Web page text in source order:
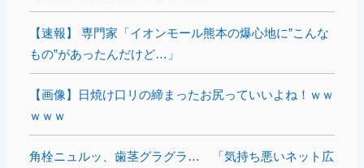
【速報】 専門家「イオンモール熊本の爆心地に”こんな
もの”があったんだけど…」
【画像】日焼け口リの締まったお尻っていいよね！ｗｗ
ｗｗｗ
角栓ニュルッ、歯茎グラグラ… 「気持ち悪いネット広